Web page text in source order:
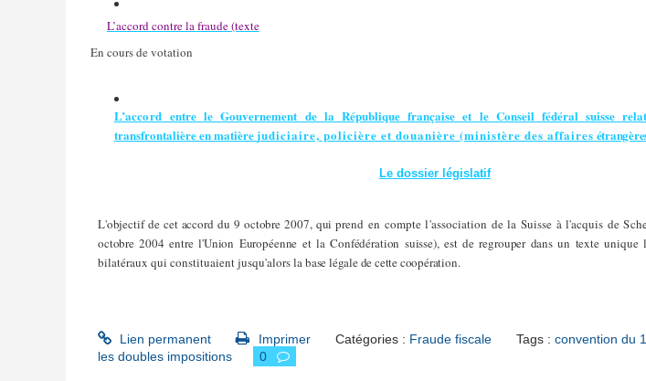
L’accord contre la fraude (texte
En cours de votation
L’accord entre le Gouvernement de la République française et le Conseil fédéral suisse
transfrontalière en matière judiciaire, policière et douanière (ministère des affaires
Le dossier législatif
L'objectif de cet accord du 9 octobre 2007, qui prend en compte l'association de la Suisse à l'acquis de
octobre 2004 entre l'Union Européenne et la Confédération suisse), est de regrouper dans un texte unique
bilatéraux qui constituaient jusqu'alors labase légale de cette coopération.
Lien permanent Imprimer Catégories : Fraude fiscale Tags :convention du
les doubles impositions
0